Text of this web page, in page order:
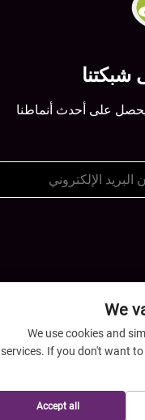
شبكتنا
على أحدث أنماطنا
We
We use cookies and
services. If you don't want
Accept all